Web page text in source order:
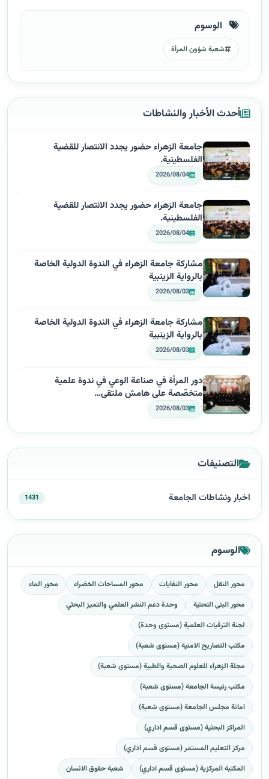
الوسوم
شعبة شؤون المرأة
أحدث الأخبار والنشاطات
جامعة الزهراء حضور يجدد الانتصار للقضية
الفلسطينية.
2026/08/04
جامعة الزهراء حضور يجدد الانتصار للقضية
الفلسطينية.
2026/08/04
مشاركة جامعة الزهراء في الندوة الدولية الخاصة
بالرواية الزينبية
2026/08/03
مشاركة جامعة الزهراء في الندوة الدولية الخاصة
بالرواية الزينبية
2026/08/03
دور المرأة في صناعة الوعي في ندوة علمية
متخصّصة على هامش ملتقى…
2026/08/03
التصنيفات
اخبار ونشاطات الجامعة 1431
الوسوم
محور النقل محور النفايات محور المساحات الخضراء
محور الماء
محور البنى التحتية
وحدة دعم النشر العلمي والتميز البحثي
لجنة الترقيات العلمية (مستوى وحدة)
مكتب التصاريح الامنية (مستوى شعبة)
مجلة الزهراء للعلوم الصحية والطبية (مستوى شعبة)
مكتب رئيسة الجامعة (مستوى شعبة)
امانة مجلس الجامعة (مستوى شعبة)
المراكز البحثية (مستوى قسم اداري)
مركز التعليم المستمر (مستوى قسم اداري)
المكتبة المركزية (مستوى قسم اداري)
شعبة حقوق الانسان